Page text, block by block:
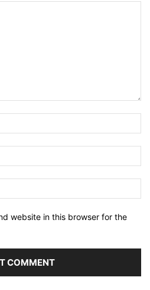
website in this browser for the